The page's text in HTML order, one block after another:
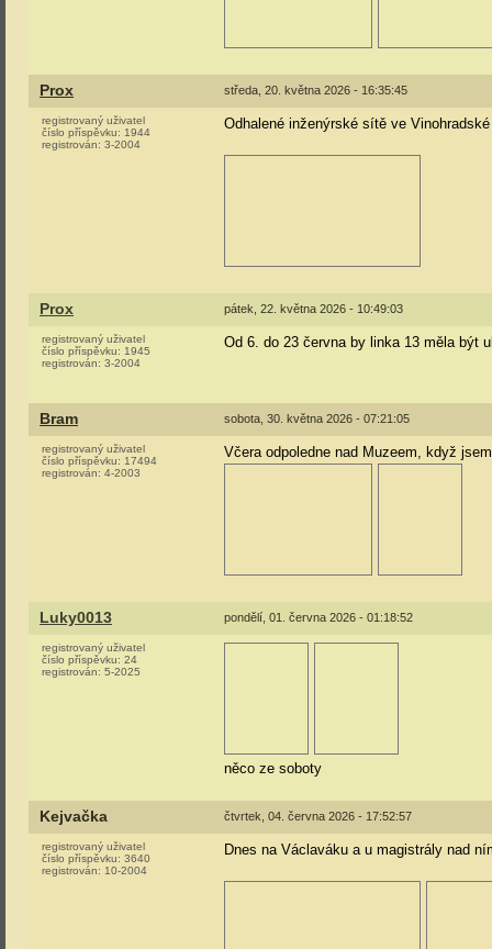
Prox středa, 20. května 2026 - 16:35:45
registrovaný uživatel
číslo příspěvku: 1944
registrován: 3-2004
Odhalené inženýrské sítě ve
Prox pátek, 22. května 2026 - 10:49:03
registrovaný uživatel
číslo příspěvku: 1945
registrován: 3-2004
Od 6. do 23 června by linka 13 měla být
Bram sobota, 30. května 2026 - 07:21:05
registrovaný uživatel
číslo příspěvku: 17494
registrován: 4-2003
Včera odpoledne nad Muzeem, když
Luky0013 pondělí, 01. června 2026 - 01:18:52
registrovaný uživatel
číslo příspěvku: 24
registrován: 5-2025
něco ze soboty
Kejvačka čtvrtek, 04. června 2026 - 17:52:57
registrovaný uživatel
číslo příspěvku: 3640
registrován: 10-2004
Dnes na Václaváku a u magistrály nad